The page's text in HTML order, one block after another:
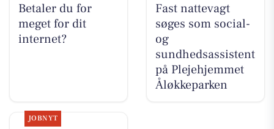
Betaler du for
meget for dit
internet?
Fast nattevagt
søges som social-
og
sundhedsassistent
på Plejehjemmet
Åløkkeparken
JOBNYT